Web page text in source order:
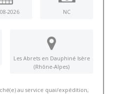
2026 NC
Les Abrets en Dauphiné Isère
(Rhône-Alpes)
au service quai/expédition,